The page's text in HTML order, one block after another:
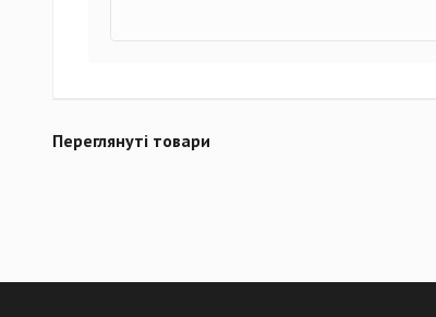
Переглянуті товари